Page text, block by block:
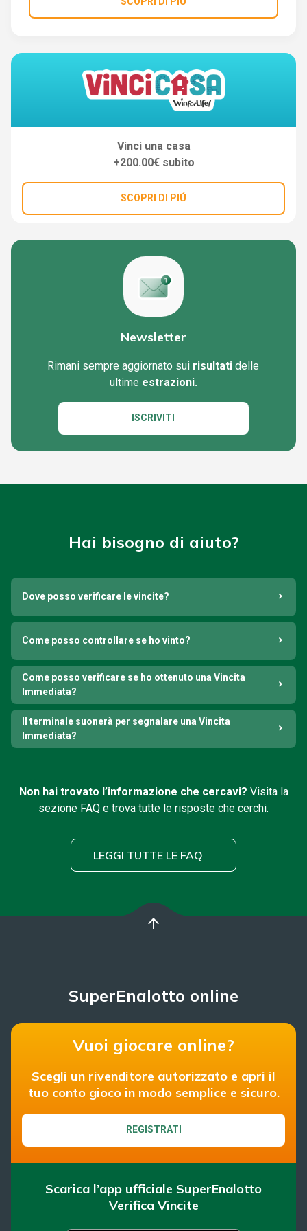
Vinci una casa
+200.00€ subito
SCOPRI DI PIÚ
Newsletter
Rimani sempre aggiornato sui risultati delle
ultime estrazioni.
ISCRIVITI
Hai bisogno di aiuto?
Dove posso verificare le vincite?
Come posso controllare se ho vinto?
Come posso verificare se ho ottenuto una Vincita
Immediata?
Il terminale suonerà per segnalare una Vincita
Immediata?
Non hai trovato l’informazione che cercavi? Visita la
sezione FAQ e trova tutte le risposte che cerchi.
LEGGI TUTTE LE FAQ
arrow_upward
SuperEnalotto online
Vuoi giocare online?
Scegli un rivenditore autorizzato e apri il
tuo conto gioco in modo semplice e sicuro.
REGISTRATI
Scarica l’app ufficiale SuperEnalotto
Verifica Vincite